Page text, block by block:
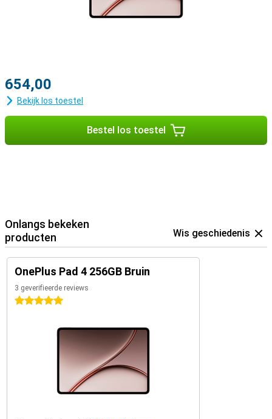
productiviteit. Ook werkt de tablet goed samen met andere
OnePlus-apparaten. Bestanden delen en apparaten koppelen gaat
654,00
Bekijk los toestel
Bestel los toestel
Onlangs bekeken
producten
Wis geschiedenis
OnePlus Pad 4 256GB Bruin
3 geverifieerde reviews
5 sterren